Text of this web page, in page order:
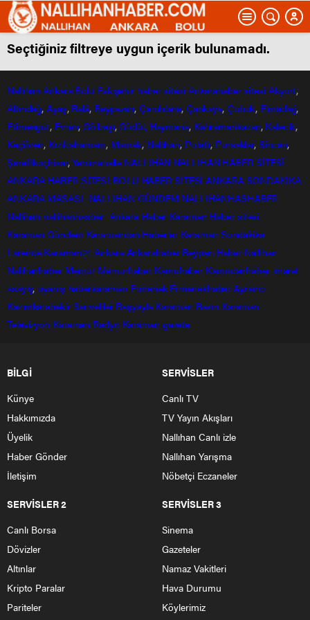
Seçtiğiniz filtreye uygun içerik bulunamadı.
Nallıhan Ankara Bolu Eskişehir haber sitesi Ankarahabersitesi Akyurt,
Altındağ,Ayaş, Balâ, Beypazarı, Çamlıdere, Çankaya, Çubuk, Elmadağ,
Etimesgut, Evren,Gölbaşı,Güdül, Haymana, Kahramankazan, Kalecik,
Keçiören, Kızılcahamam, Mamak, Nallıhan, Polatlı, Pursaklar,Sincan,
Şereflikoçhisar,Yenimahalle NALLIHAN NALLIHAN HABER SİTESİ
ANKARA HABER SİTESİ BOLU HABER SİTESİ ANKARA SONDAKİKA
ANKARA MASASI NALLIHAN GÜNDEM NALLIHANHASHABER
Nallihan nallihanhasber Ankara Haber Karaman Haber sitesi
Karaman Gündem Karamandan Haberler Karaman Sondakika
Larende Karaman24 Ankara Ankarahaber Beyparı Haber Nallıhan
Nalıhanhaber Memur Memurhaber Kamuhaber Kamudanhaber imaret
asayiş, uyanış haberkaraman Ermenek Ermenekhaber Ayrancı
Kazımkarabekir Sarıveliler Başyayla Karaman Basın Karaman
Televizyon Karaman Radyo Karaman gazete
BİLGİ
Künye
Hakkımızda
Üyelik
Haber Gönder
İletişim
SERVİSLER
Canlı TV
TV Yayın Akışları
Nallıhan Canlı izle
Nallıhan Yarışma
Nöbetçi Eczaneler
SERVİSLER 2
Canlı Borsa
Dövizler
Altınlar
Kripto Paralar
Pariteler
SERVİSLER 3
Sinema
Gazeteler
Namaz Vakitleri
Hava Durumu
Köylerimiz